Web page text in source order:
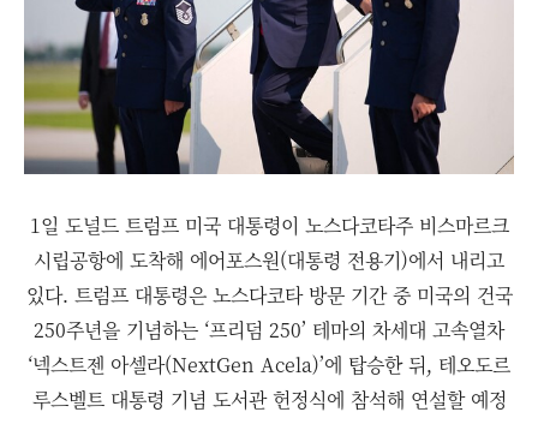
1일 도널드 트럼프 미국 대통령이 노스다코타주 비스마르크
시립공항에 도착해 에어포스원(대통령 전용기)에서 내리고
있다. 트럼프 대통령은 노스다코타 방문 기간 중 미국의 건국
250주년을 기념하는 ‘프리덤 250’ 테마의 차세대 고속열차
‘넥스트젠 아셀라(NextGen Acela)’에 탑승한 뒤, 테오도르
루스벨트 대통령 기념 도서관 헌정식에 참석해 연설할 예정